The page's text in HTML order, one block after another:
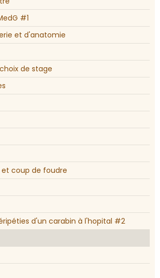
#1
et d'anatomie
de stage
coup de foudre
d'un carabin à l'hopital #2